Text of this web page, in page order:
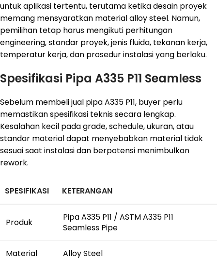
untuk aplikasi tertentu, terutama ketika desain proyek
memang mensyaratkan material alloy steel. Namun,
pemilihan tetap harus mengikuti perhitungan
engineering, standar proyek, jenis fluida, tekanan kerja,
temperatur kerja, dan prosedur instalasi yang berlaku.
Spesifikasi Pipa A335 P11 Seamless
Sebelum membeli jual pipa A335 P11, buyer perlu
memastikan spesifikasi teknis secara lengkap.
Kesalahan kecil pada grade, schedule, ukuran, atau
standar material dapat menyebabkan material tidak
sesuai saat instalasi dan berpotensi menimbulkan
rework.
SPESIFIKASI KETERANGAN
Produk
Pipa A335 P11 / ASTM A335 P11
Seamless Pipe
Material Alloy Steel